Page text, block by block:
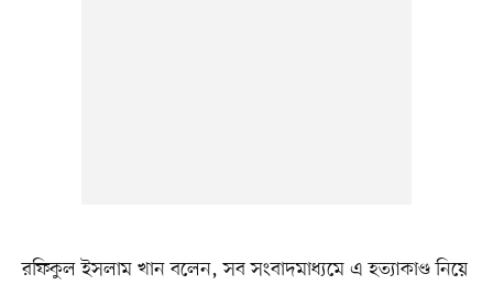
রফিকুল ইসলাম খান বলেন, সব সংবাদমাধ্যমে এ হত্যাকাণ্ড নিয়ে